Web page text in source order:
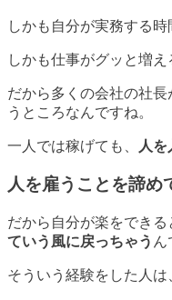
しかも自分が実務する
しかも仕事がグッと増
だから多くの会社の社
うところなんですね。
一人では稼げても、 人
人を雇うことを諦め
だから自分が楽をでき
ていう風に戻っちゃう ん
そういう経験をした人は